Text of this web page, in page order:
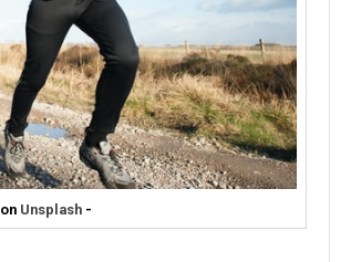
on Unsplash-